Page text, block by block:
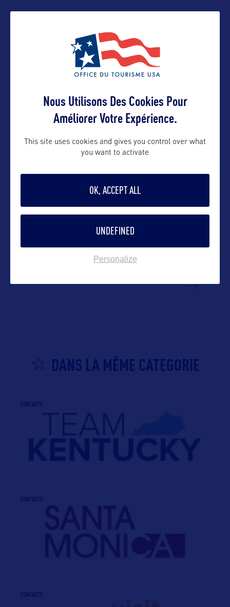
Contact grand public
sabine@fla-keys.com
Suivre
VOIR LE SITE
DANS LA MÊME CATEGORIE
CONTACTS
CONTACTS
CONTACTS
Nous Utilisons Des Cookies Pour
Améliorer Votre Expérience.
This site uses cookies and gives you control over what
you want to activate
OK, ACCEPT ALL
UNDEFINED
Personalize